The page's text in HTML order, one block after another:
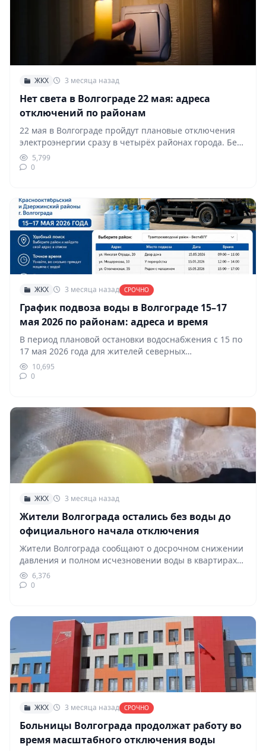
ЖКХ 3 месяца назад
Нет света в Волгограде 22 мая: адреса
отключений по районам
22 мая в Волгограде пройдут плановые отключения
электроэнергии сразу в четырёх районах города. Без
света…
5,799
0
ЖКХ 3 месяца назад СРОЧНО
График подвоза воды в Волгограде 15–17
мая 2026 по районам: адреса и время
В период плановой остановки водоснабжения с 15 по
17 мая 2026 года для жителей северных…
10,695
0
ЖКХ 3 месяца назад
Жители Волгограда остались без воды до
официального начала отключения
Жители Волгограда сообщают о досрочном снижении
давления и полном исчезновении воды в квартирах
до наступления…
6,376
0
ЖКХ 3 месяца назад СРОЧНО
Больницы Волгограда продолжат работу во
время масштабного отключения воды